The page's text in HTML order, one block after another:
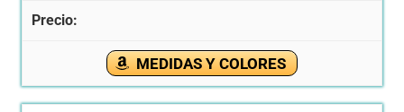
MEDIDAS Y COLORES